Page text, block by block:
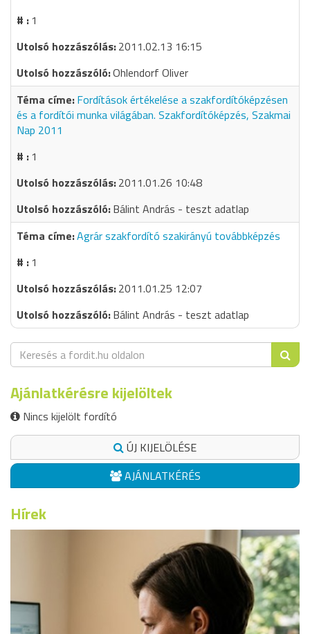
1
2011.02.13 16:15
Ohlendorf Oliver
Fordítások értékelése a szakfordítóképzésen
és a fordítói munka világában. Szakfordítóképzés, Szakmai
Nap 2011
1
2011.01.26 10:48
Bálint András - teszt adatlap
Agrár szakfordító szakirányú továbbképzés
1
2011.01.25 12:07
Bálint András - teszt adatlap
Ajánlatkérésre kijelöltek
Nincs kijelölt fordító
ÚJ KIJELÖLÉSE
AJÁNLATKÉRÉS
Hírek